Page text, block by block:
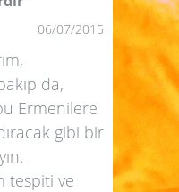
06/07/2015
da,
Ermenilere
gibi bir
tespiti ve